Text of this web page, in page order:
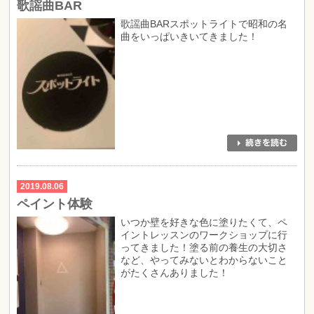
歌謡曲BAR
歌謡曲BARスポットライトで昭和の名
曲をいっぱいきいてきました！
2019.08.06
ペイント体験
いつか壁を好きな色に塗りたくて、ペ
イントレッスンのワークショップに行
ってきました！塗る前の養生の大切さ
など、やってみないとわからないこと
がたくさんありました！